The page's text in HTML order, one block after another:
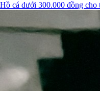
Hồ cá dưới 300.000 đồng cho